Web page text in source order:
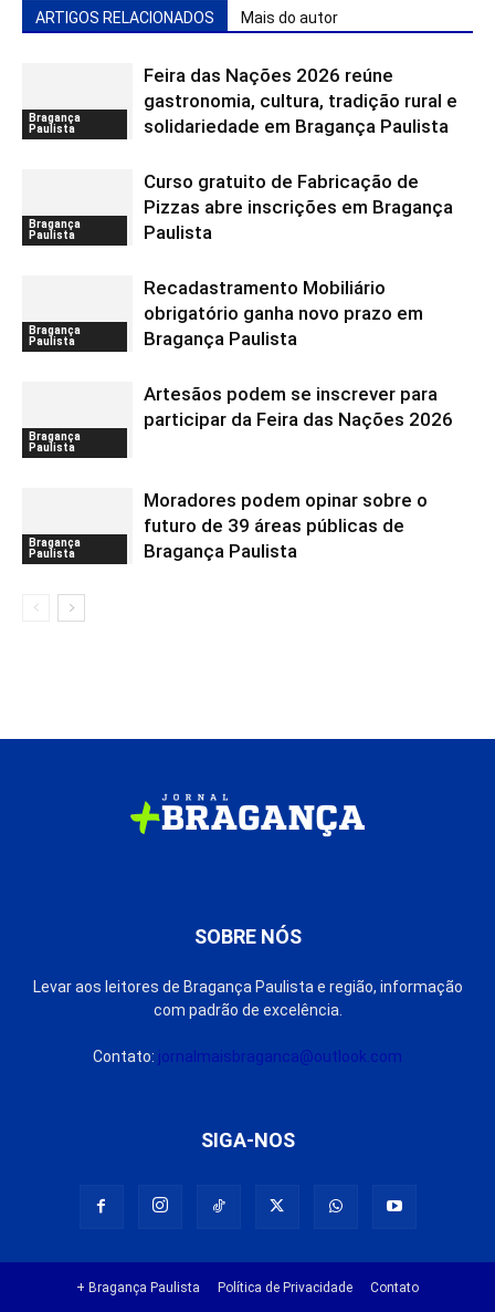
ARTIGOS RELACIONADOS Mais do autor
Bragança
Paulista
Feira das Nações 2026 reúne
gastronomia, cultura, tradição rural e
solidariedade em Bragança Paulista
Bragança
Paulista
Curso gratuito de Fabricação de
Pizzas abre inscrições em Bragança
Paulista
Bragança
Paulista
Recadastramento Mobiliário
obrigatório ganha novo prazo em
Bragança Paulista
Bragança
Paulista
Artesãos podem se inscrever para
participar da Feira das Nações 2026
Bragança
Paulista
Moradores podem opinar sobre o
futuro de 39 áreas públicas de
Bragança Paulista
SOBRE NÓS
Levar aos leitores de Bragança Paulista e região, informação
com padrão de excelência.
Contato: jornalmaisbraganca@outlook.com
SIGA-NOS
+ Bragança Paulista Política de Privacidade Contato